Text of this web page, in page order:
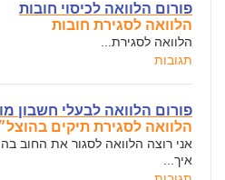
פורום הלוואה לכיסוי חובות
הלוואה לסגירת חובות
הלוואה לסגירת...
תגובות
פורום הלוואה לבעלי חשבון
הלוואה לסגירת תיקים
אני רוצה הלוואה לסגור את החוב
איך...